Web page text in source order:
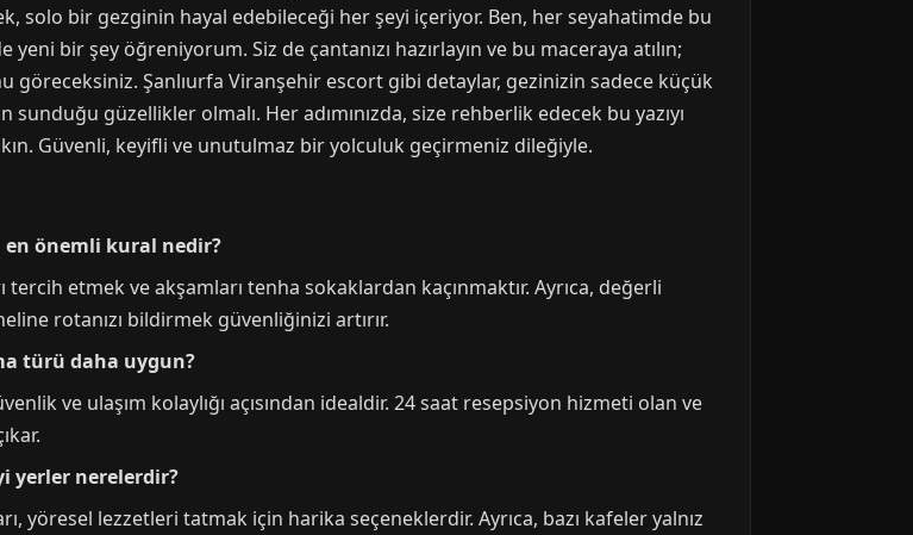
solo bir gezginin hayal edebileceği her şeyi içeriyor. Ben, her seyahatimde bu
bir şey öğreniyorum. Siz de çantanızı hazırlayın ve bu maceraya atılın;
göreceksiniz. Şanlıurfa Viranşehir escort gibi detaylar, gezinizin sadece küçük
güzellikler olmalı. Her adımınızda, size rehberlik edecek bu yazıyı
Güvenli, keyifli ve unutulmaz bir yolculuk geçirmeniz dileğiyle.
en önemli kural nedir?
etmek ve akşamları tenha sokaklardan kaçınmaktır. Ayrıca, değerli
rotanızı bildirmek güvenliğinizi artırır.
türü daha uygun?
ve ulaşım kolaylığı açısından idealdir. 24 saat resepsiyon hizmeti olan ve
yerler nerelerdir?
yöresel lezzetleri tatmak için harika seçeneklerdir. Ayrıca, bazı kafeler yalnız